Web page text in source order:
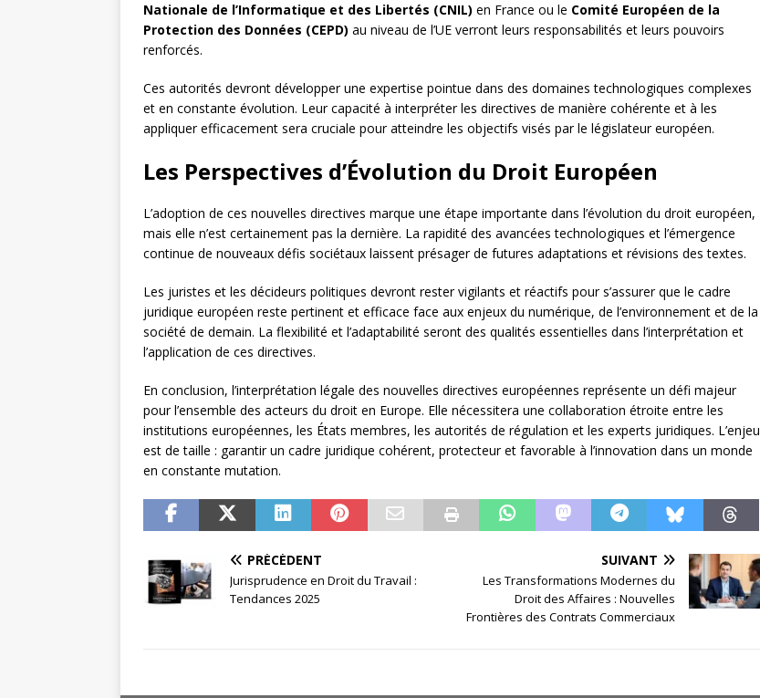
Nationale de l’Informatique et des Libertés (CNIL) en France ou le Comité Européen de la
Protection des Données (CEPD) au niveau de l’UE verront leurs responsabilités et leurs pouvoirs
renforcés.
Ces autorités devront développer une expertise pointue dans des domaines technologiques complexes
et en constante évolution. Leur capacité à interpréter les directives de manière cohérente et à les
appliquer efficacement sera cruciale pour atteindre les objectifs visés par le législateur européen.
Les Perspectives d’Évolution du Droit Européen
L’adoption de ces nouvelles directives marque une étape importante dans l’évolution du droit européen,
mais elle n’est certainement pas la dernière. La rapidité des avancées technologiques et l’émergence
continue de nouveaux défis sociétaux laissent présager de futures adaptations et révisions des textes.
Les juristes et les décideurs politiques devront rester vigilants et réactifs pour s’assurer que le cadre
juridique européen reste pertinent et efficace face aux enjeux du numérique, de l’environnement et de la
société de demain. La flexibilité et l’adaptabilité seront des qualités essentielles dans l’interprétation et
l’application de ces directives.
En conclusion, l’interprétation légale des nouvelles directives européennes représente un défi majeur
pour l’ensemble des acteurs du droit en Europe. Elle nécessitera une collaboration étroite entre les
institutions européennes, les États membres, les autorités de régulation et les experts juridiques. L’enjeu
est de taille : garantir un cadre juridique cohérent, protecteur et favorable à l’innovation dans un monde
en constante mutation.
PRÉCÉDENT
Jurisprudence en Droit du Travail :
Tendances 2025
SUIVANT
Les Transformations Modernes du
Droit des Affaires : Nouvelles
Frontières des Contrats Commerciaux